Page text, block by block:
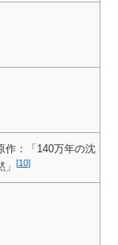
作：「140万年の沈
」 [10]